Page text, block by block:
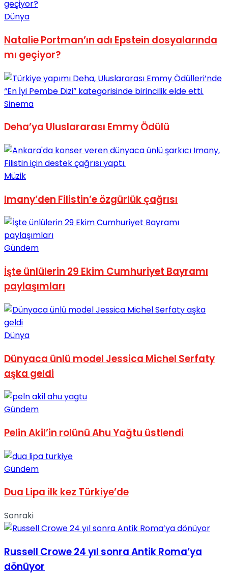
Dünya
Natalie Portman’ın adı Epstein dosyalarında
mı geçiyor?
Sinema
Deha’ya Uluslararası Emmy Ödülü
Müzik
Imany’den Filistin’e özgürlük çağrısı
Gündem
İşte ünlülerin 29 Ekim Cumhuriyet Bayramı
paylaşımları
Dünya
Dünyaca ünlü model Jessica Michel Serfaty
aşka geldi
Gündem
Pelin Akil’in rolünü Ahu Yağtu üstlendi
Gündem
Dua Lipa ilk kez Türkiye’de
Sonraki
Russell Crowe 24 yıl sonra Antik Roma’ya
dönüyor